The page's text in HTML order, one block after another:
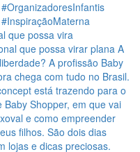
que possa vira